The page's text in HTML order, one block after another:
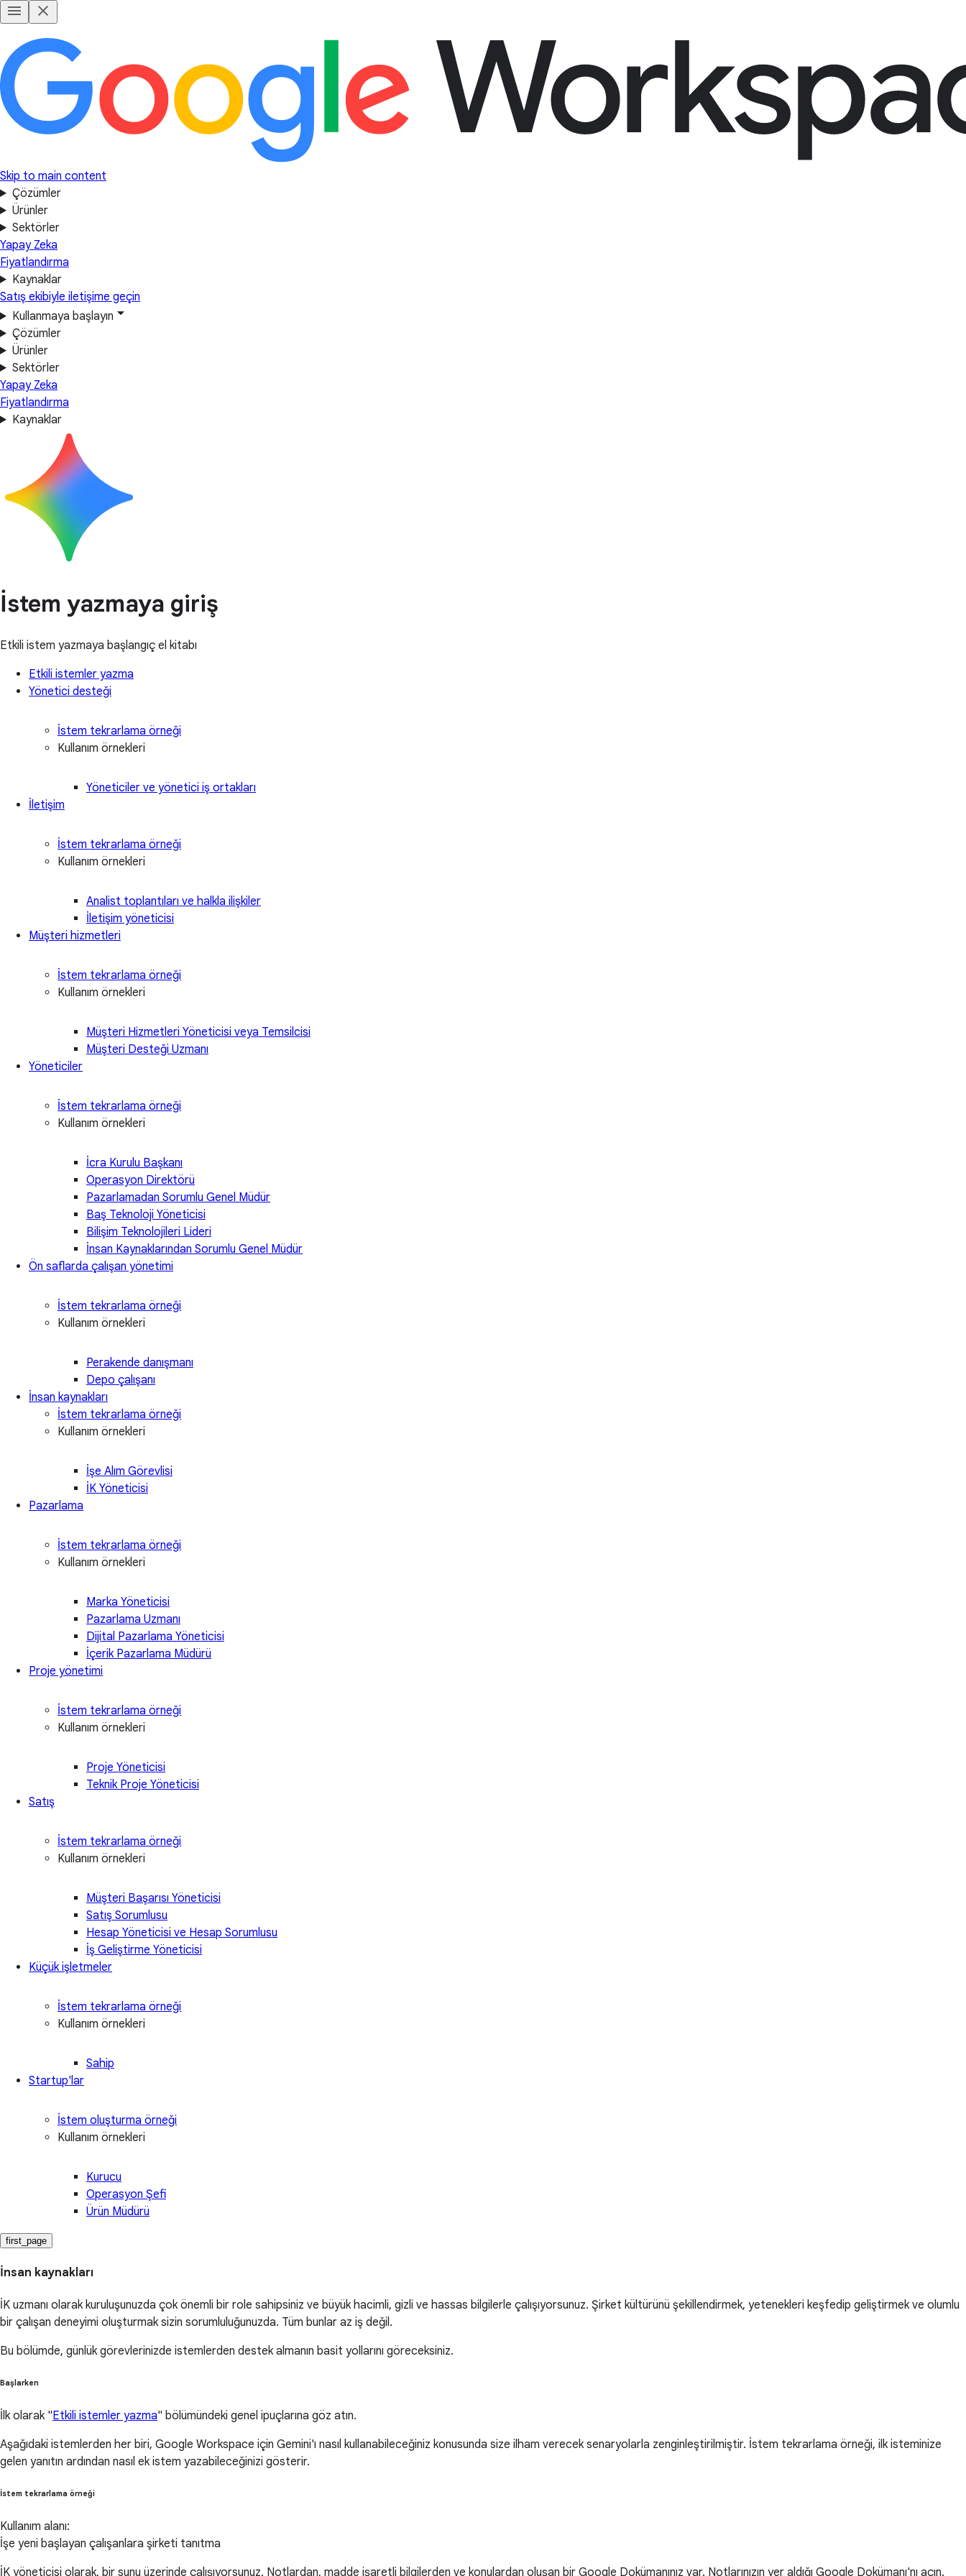
Skip to main content
Çözümler
Ürünler
Sektörler
Yapay Zeka
Fiyatlandırma
Kaynaklar
Satış ekibiyle iletişime geçin
Kullanmaya başlayın
Çözümler
Ürünler
Sektörler
Yapay Zeka
Fiyatlandırma
Kaynaklar
İstem yazmaya giriş
Etkili istem yazmaya başlangıç el kitabı
Etkili istemler yazma
Yönetici desteği
İstem tekrarlama örneği
Kullanım örnekleri
Yöneticiler ve yönetici iş ortakları
İletişim
İstem tekrarlama örneği
Kullanım örnekleri
Analist toplantıları ve halkla ilişkiler
İletişim yöneticisi
Müşteri hizmetleri
İstem tekrarlama örneği
Kullanım örnekleri
Müşteri Hizmetleri Yöneticisi veya Temsilcisi
Müşteri Desteği Uzmanı
Yöneticiler
İstem tekrarlama örneği
Kullanım örnekleri
İcra Kurulu Başkanı
Operasyon Direktörü
Pazarlamadan Sorumlu Genel Müdür
Baş Teknoloji Yöneticisi
Bilişim Teknolojileri Lideri
İnsan Kaynaklarından Sorumlu Genel Müdür
Ön saflarda çalışan yönetimi
İstem tekrarlama örneği
Kullanım örnekleri
Perakende danışmanı
Depo çalışanı
İnsan kaynakları
İstem tekrarlama örneği
Kullanım örnekleri
İşe Alım Görevlisi
İK Yöneticisi
Pazarlama
İstem tekrarlama örneği
Kullanım örnekleri
Marka Yöneticisi
Pazarlama Uzmanı
Dijital Pazarlama Yöneticisi
İçerik Pazarlama Müdürü
Proje yönetimi
İstem tekrarlama örneği
Kullanım örnekleri
Proje Yöneticisi
Teknik Proje Yöneticisi
Satış
İstem tekrarlama örneği
Kullanım örnekleri
Müşteri Başarısı Yöneticisi
Satış Sorumlusu
Hesap Yöneticisi ve Hesap Sorumlusu
İş Geliştirme Yöneticisi
Küçük işletmeler
İstem tekrarlama örneği
Kullanım örnekleri
Sahip
Startup'lar
İstem oluşturma örneği
Kullanım örnekleri
Kurucu
Operasyon Şefi
Ürün Müdürü
first_page
İnsan kaynakları
İK uzmanı olarak kuruluşunuzda çok önemli bir role sahipsiniz ve büyük hacimli, gizli ve hassas bilgilerle çalışıyorsunuz. Şirket kültürünü şekillendirmek, yetenekleri keşfedip geliştirmek ve olumlu
bir çalışan deneyimi oluşturmak sizin sorumluluğunuzda. Tüm bunlar az iş değil.
Bu bölümde, günlük görevlerinizde istemlerden destek almanın basit yollarını göreceksiniz.
Başlarken
İlk olarak "Etkili istemler yazma" bölümündeki genel ipuçlarına göz atın.
Aşağıdaki istemlerden her biri, Google Workspace için Gemini'ı nasıl kullanabileceğiniz konusunda size ilham verecek senaryolarla zenginleştirilmiştir. İstem tekrarlama örneği, ilk isteminize
gelen yanıtın ardından nasıl ek istem yazabileceğinizi gösterir.
İstem tekrarlama örneği
Kullanım alanı:
İşe yeni başlayan çalışanlara şirketi tanıtma
İK yöneticisi olarak, bir sunu üzerinde çalışıyorsunuz. Notlardan, madde işaretli bilgilerden ve konulardan oluşan bir Google Dokümanınız var. Notlarınızın yer aldığı Google Dokümanı'nı açın.